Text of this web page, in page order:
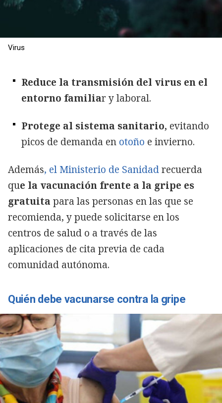
Virus
Reduce la transmisión del virus en el
entorno familiar y laboral.
Protege al sistema sanitario, evitando
picos de demanda en otoño e invierno.
Además, el Ministerio de Sanidadrecuerda
que la vacunación frente a la gripe es
gratuita para las personas en las que se
recomienda, y puede solicitarse en los
centros de salud o a través de las
aplicaciones de cita previa de cada
comunidad autónoma.
Quién debe vacunarse contra la gripe